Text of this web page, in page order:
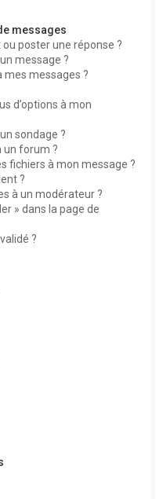
messages
poster une réponse ?
message ?
messages ?
d’options à mon
sondage ?
un forum ?
fichiers à mon message ?
?
à un modérateur ?
» dans la page de
?